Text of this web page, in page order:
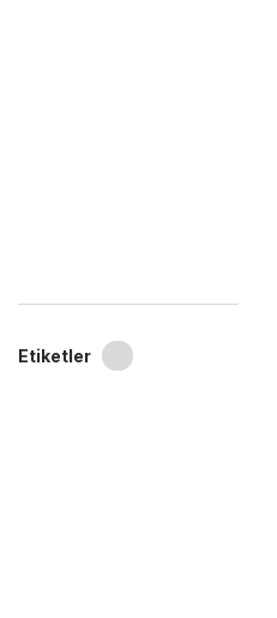
Etiketler